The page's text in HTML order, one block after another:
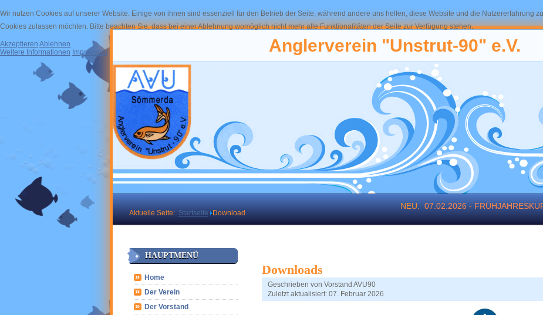
Anglerverein "Unstrut-90" e.V.
Aktuelle Seite: Startseite Download
NEU:07.02.2026 -
HAUPTMENÜ
Home
Der Verein
Der Vorstand
Downloads
Geschrieben vonVorstand AVU90
Zuletzt aktualisiert: 07. Februar 2026
Wir nutzen Cookies auf unserer Website. Einige von ihnen sind essenziell für den Betrieb der Seite, während andere uns helfen, diese Website und die Nutzererfahrung
Cookies zulassen möchten. Bitte beachten Sie, dass bei einer Ablehnung womöglich nicht mehr alle Funktionalitäten der Seite zur Verfügung stehen.
Akzeptieren Ablehnen
Weitere Informationen Impressum